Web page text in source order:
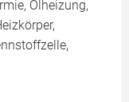
Ölheizung,